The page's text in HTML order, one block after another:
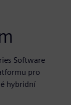
Software
pro
hybridní